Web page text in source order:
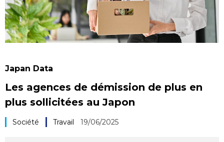
العربية
Dossiers
Société
Japan Data
Les agences de démission de plus en
plus sollicitées au Japon
Société Travail 19/06/2025